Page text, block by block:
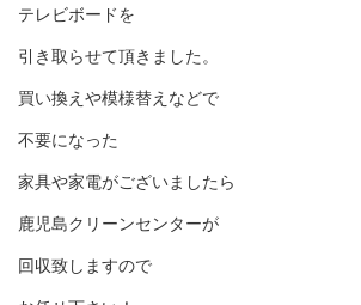
テレビボードを
引き取らせて頂きました。
買い換えや模様替えなどで
不要になった
家具や家電がございましたら
鹿児島クリーンセンターが
回収致しますので